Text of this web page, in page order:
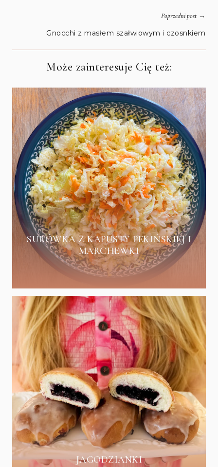
Poprzedni post→
Gnocchi z masłem szałwiowym i czosnkiem
Może zainteresuje Cię też:
SURÓWKA Z KAPUSTY PEKIŃSKIEJ I
MARCHEWKI
JAGODZIANKI